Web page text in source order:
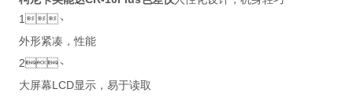
1、
外形紧凑，性能
2、
大屏幕LCD显示，易于读取